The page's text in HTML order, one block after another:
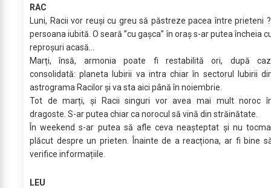
RAC
Luni, Racii vor reuși cu greu să păstreze pacea între prieteni
persoana iubită. O seară ”cu gașca” în oraș s-ar putea încheia
reproșuri acasă…
Marți, însă, armonia poate fi restabilită ori, după
consolidată: planeta Iubirii va intra chiar în sectorul Iubirii
astrograma Racilor și va sta aici până în noiembrie.
Tot de marți, și Racii singuri vor avea mai mult noroc
dragoste. S-ar putea chiar ca norocul să vină din străinătate.
În weekend s-ar putea să afle ceva neașteptat și nu
plăcut despre un prieten. Înainte de a reacționa, ar fi bine
verifice informațiile.
LEU